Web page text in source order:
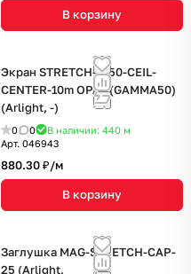
В корзину
Экран STRETCH-S-50-CEIL-
CENTER-10m OPAL (GAMMA50)
(Arlight, -)
0 0 В наличии: 440 м
Арт. 046943
880.30 ₽/м
В корзину
Заглушка MAG-STRETCH-CAP-
25 (Arlight,